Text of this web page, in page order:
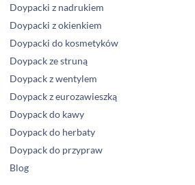
Doypacki z nadrukiem
Doypacki z okienkiem
Doypacki do kosmetyków
Doypack ze struną
Doypack z wentylem
Doypack z eurozawieszką
Doypack do kawy
Doypack do herbaty
Doypack do przypraw
Blog